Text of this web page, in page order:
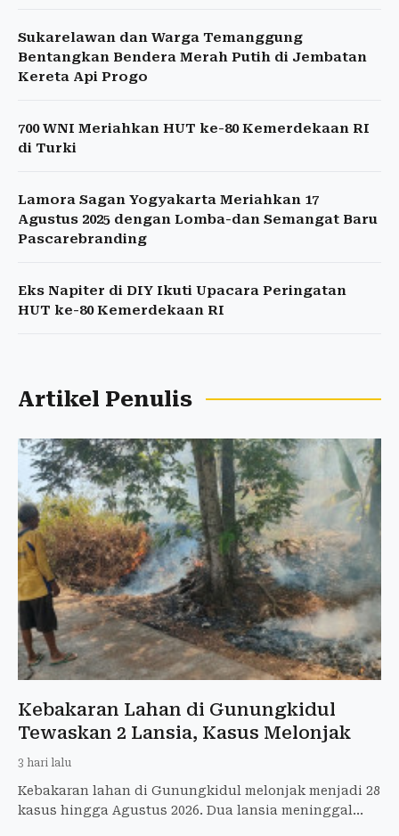
Sukarelawan dan Warga Temanggung
Bentangkan Bendera Merah Putih di Jembatan
Kereta Api Progo
700 WNI Meriahkan HUT ke-80 Kemerdekaan RI
di Turki
Lamora Sagan Yogyakarta Meriahkan 17
Agustus 2025 dengan Lomba-dan Semangat Baru
Pascarebranding
Eks Napiter di DIY Ikuti Upacara Peringatan
HUT ke-80 Kemerdekaan RI
Artikel Penulis
Kebakaran Lahan di Gunungkidul
Tewaskan 2 Lansia, Kasus Melonjak
3 hari lalu
Kebakaran lahan di Gunungkidul melonjak menjadi 28
kasus hingga Agustus 2026. Dua lansia meninggal